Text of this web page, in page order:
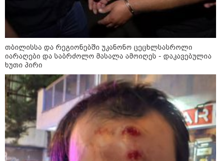
„გაჩნდა მოთხოვნა სააგარაკე
მიწის ნაკვეთებზე“ - როგორ
„გადავწყვიტეთ, უკვე
დასრულებული სივრცის
მონახულების შესაძლებლობა
ახლავე მოგცეთ“ - თბილისის
ახალი ზოოპარკი სატესტო
რეჟიმში იხსნება
თბილისსა და რეგიონებში უკანონო ცეცხლსასროლი
იარაღები და საბრძოლო მასალა ამოიღეს - დაკავებულია
ხუთი პირი